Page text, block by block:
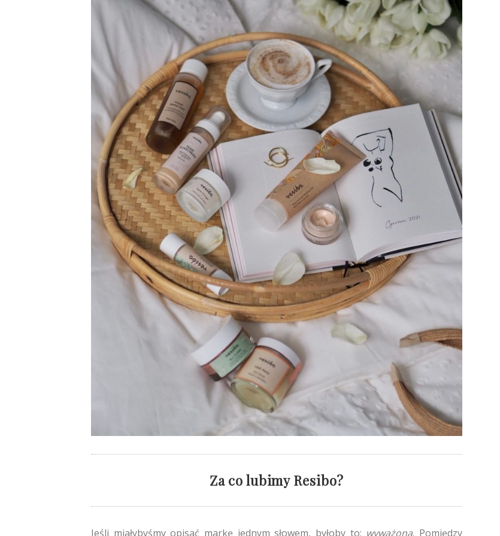
Za co lubimy Resibo?
Jeśli miałybyśmy opisać markę jednym słowem, byłoby to: wyważona. Pomiędzy